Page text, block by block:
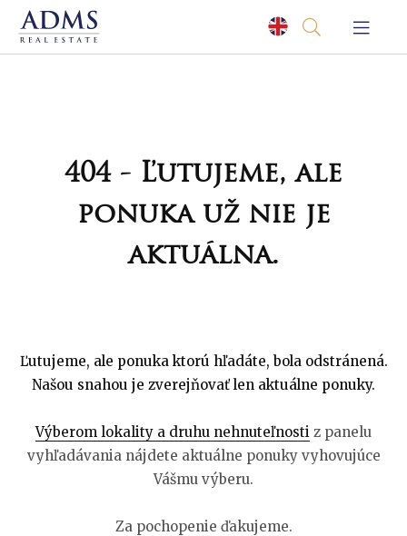
404 - Ľutujeme, ale
ponuka už nie je
aktuálna.
Ľutujeme, ale ponuka ktorú hľadáte, bola odstránená.
Našou snahou je zverejňovať len aktuálne ponuky.
Výberom lokality a druhu nehnuteľnosti z panelu
vyhľadávania nájdete aktuálne ponuky vyhovujúce
Vášmu výberu.
Za pochopenie ďakujeme.